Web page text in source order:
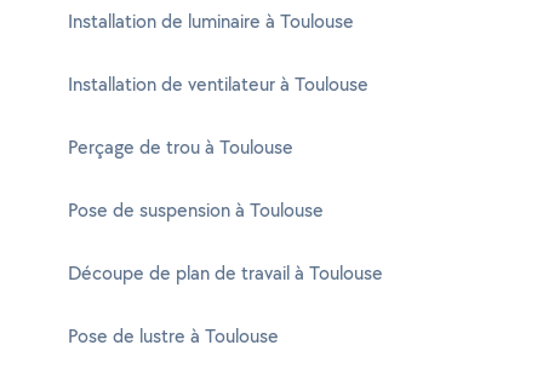
Installation de luminaire à Toulouse
Installation de ventilateur à Toulouse
Perçage de trou à Toulouse
Pose de suspension à Toulouse
Découpe de plan de travail à Toulouse
Pose de lustre à Toulouse